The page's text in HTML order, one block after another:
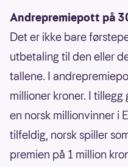
Andrepremiepott på
Det er ikke bare
utbetaling til den eller
tallene. I
millioner kroner. I
en norsk millionvinner i
tilfeldig, norsk spiller
premien på 1 million